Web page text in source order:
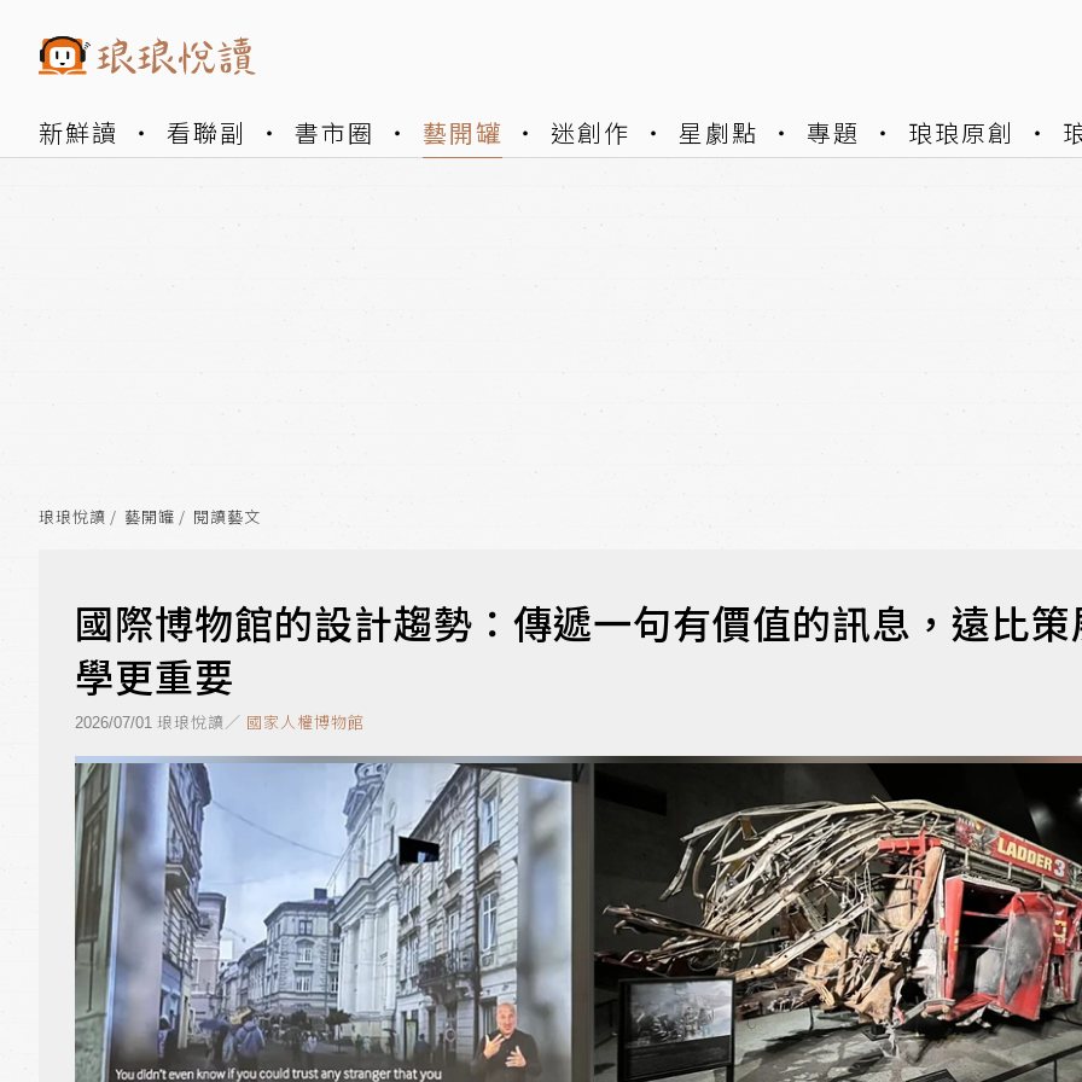
新鮮讀 看聯副 書市圈 藝開罐 迷創作 星劇點 專題 琅琅原創
琅琅悅讀 藝開罐 閱讀藝文
國際博物館的設計趨勢：傳遞一句有價值的訊息，遠比
學更重要
2026/07/01 琅琅悅讀／ 國家人權博物館